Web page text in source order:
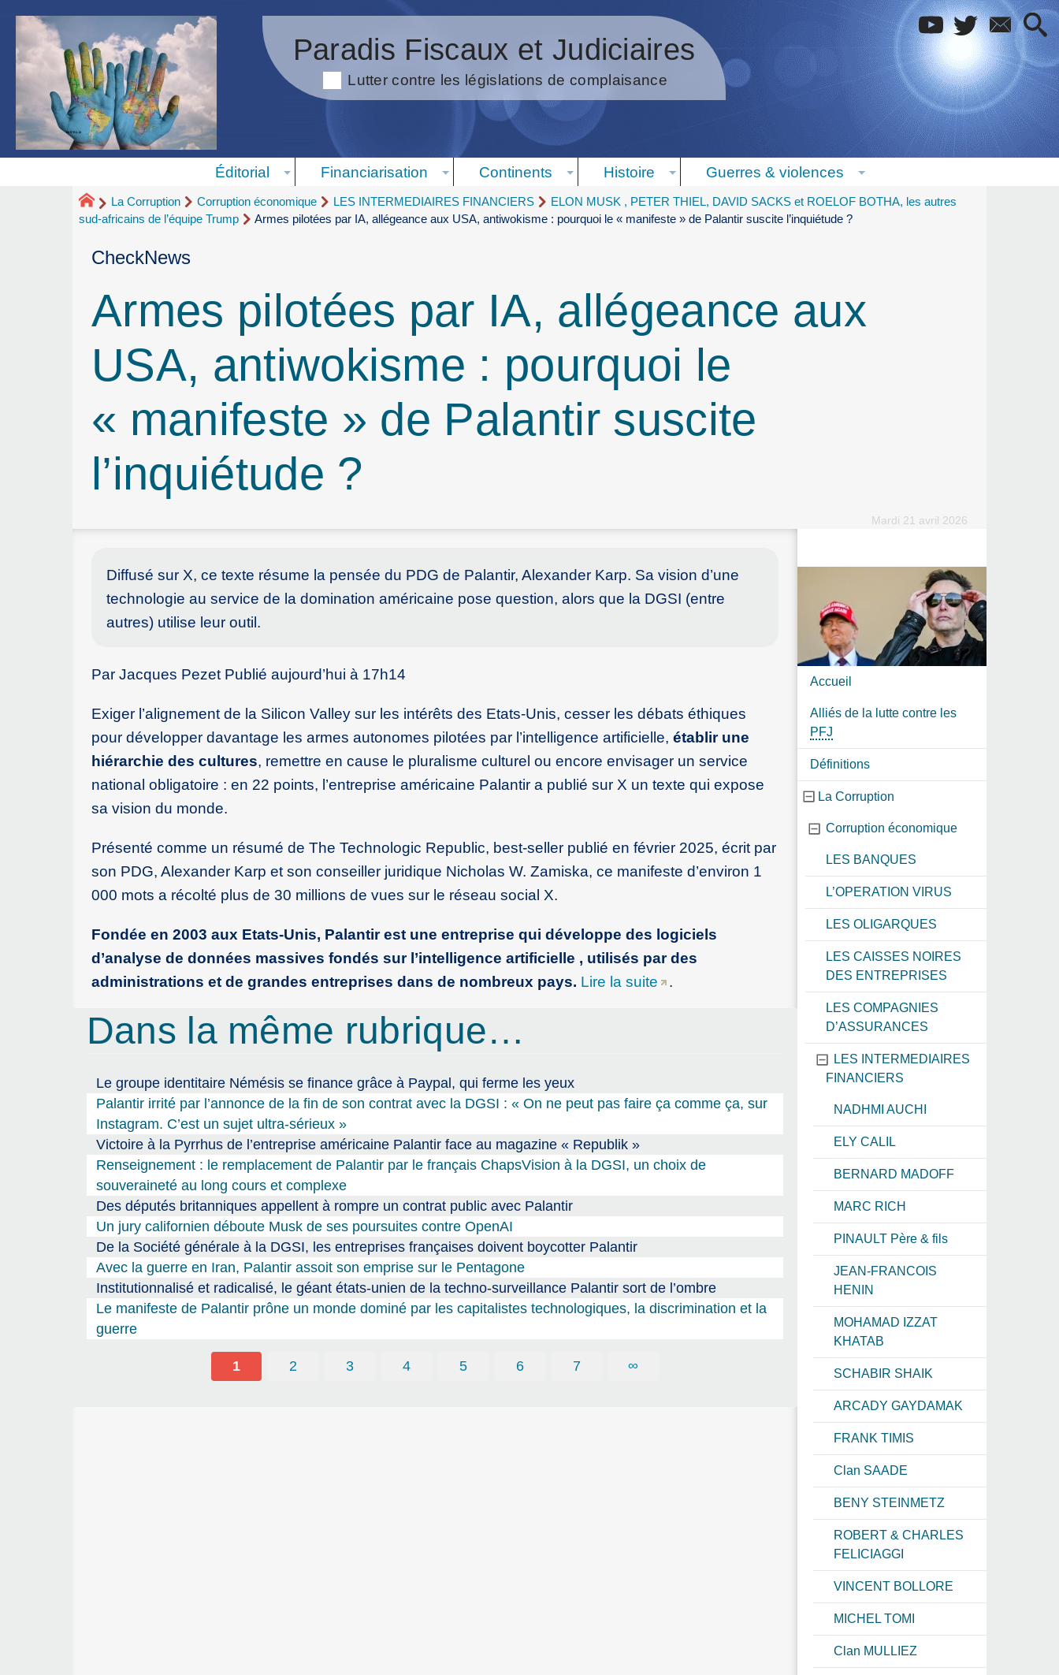
Paradis Fiscaux et Judiciaires
Lutter contre les législations de complaisance
Éditorial Financiarisation Continents Histoire Guerres & violences
La Corruption Corruption économique LES INTERMEDIAIRES FINANCIERS
ELON MUSK , PETER THIEL, DAVID SACKS et ROELOF BOTHA, les autres
sud-africains de l’équipe Trump
Armes pilotées par IA, allégeance aux USA, antiwokisme : pourquoi le « manifeste » de Palantir suscite l’inquiétude ?
CheckNews
Armes pilotées par IA, allégeance aux
USA, antiwokisme : pourquoi le
« manifeste » de Palantir suscite
l’inquiétude ?
Mardi 21 avril 2026
Diffusé sur X, ce texte résume la pensée du PDG de Palantir, Alexander Karp. Sa vision d’une
technologie au service de la domination américaine pose question, alors que la DGSI (entre
autres) utilise leur outil.
Par Jacques Pezet Publié aujourd’hui à 17h14
Exiger l’alignement de la Silicon Valley sur les intérêts des Etats-Unis, cesser les débats éthiques
pour développer davantage les armes autonomes pilotées par l’intelligence artificielle, établir une
hiérarchie des cultures, remettre en cause le pluralisme culturel ou encore envisager un service
national obligatoire : en 22 points, l’entreprise américaine Palantir a publié sur X un texte qui expose
sa vision du monde.
Présenté comme un résumé de The Technologic Republic, best-seller publié en février 2025, écrit par
son PDG, Alexander Karp et son conseiller juridique Nicholas W. Zamiska, ce manifeste d’environ 1
000 mots a récolté plus de 30 millions de vues sur le réseau social X.
Fondée en 2003 aux Etats-Unis, Palantir est une entreprise qui développe des logiciels
d’analyse de données massives fondés sur l’intelligence artificielle , utilisés par des
administrations et de grandes entreprises dans de nombreux pays. Lire la suite .
Dans la même rubrique…
Le groupe identitaire Némésis se finance grâce à Paypal, qui ferme les yeux
Palantir irrité par l’annonce de la fin de son contrat avec la DGSI : « On ne peut pas faire ça comme ça, sur
Instagram. C’est un sujet ultra-sérieux »
Victoire à la Pyrrhus de l’entreprise américaine Palantir face au magazine « Republik »
Renseignement : le remplacement de Palantir par le français ChapsVision à la DGSI, un choix de
souveraineté au long cours et complexe
Des députés britanniques appellent à rompre un contrat public avec Palantir
Un jury californien déboute Musk de ses poursuites contre OpenAI
De la Société générale à la DGSI, les entreprises françaises doivent boycotter Palantir
Avec la guerre en Iran, Palantir assoit son emprise sur le Pentagone
Institutionnalisé et radicalisé, le géant états-unien de la techno-surveillance Palantir sort de l’ombre
Le manifeste de Palantir prône un monde dominé par les capitalistes technologiques, la discrimination et la
guerre
1 2 3 4 5 6 7 ∞
Accueil
Alliés de la lutte contre les
PFJ
Définitions
La Corruption
Corruption économique
LES BANQUES
L’OPERATION VIRUS
LES OLIGARQUES
LES CAISSES NOIRES
DES ENTREPRISES
LES COMPAGNIES
D’ASSURANCES
LES INTERMEDIAIRES
FINANCIERS
NADHMI AUCHI
ELY CALIL
BERNARD MADOFF
MARC RICH
PINAULT Père & fils
JEAN-FRANCOIS
HENIN
MOHAMAD IZZAT
KHATAB
SCHABIR SHAIK
ARCADY GAYDAMAK
FRANK TIMIS
Clan SAADE
BENY STEINMETZ
ROBERT & CHARLES
FELICIAGGI
VINCENT BOLLORE
MICHEL TOMI
Clan MULLIEZ